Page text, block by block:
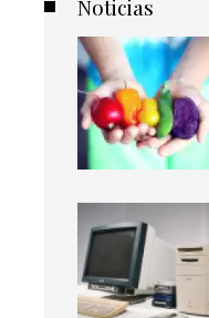
Noticias